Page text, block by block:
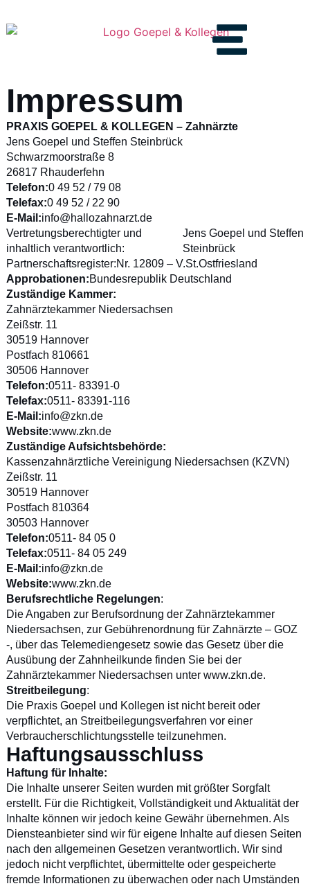
Impressum
PRAXIS GOEPEL & KOLLEGEN – Zahnärzte
Jens Goepel und Steffen Steinbrück
Schwarzmoorstraße 8
26817 Rhauderfehn
Telefon:0 49 52 / 79 08
Telefax:0 49 52 / 22 90
E-Mail :info@hallozahnarzt.de
Vertretungsberechtigter und
inhaltlich verantwortlich:
Jens Goepel und Steffen
Steinbrück
Partnerschaftsregister:Nr. 12809 – V.St.Ostfriesland
Approbationen:Bundesrepublik Deutschland
Zuständige Kammer:
Zahnärztekammer Niedersachsen
Zeißstr. 11
30519 Hannover
Postfach 810661
30506 Hannover
Telefon:0511- 83391-0
Telefax:0511- 83391-116
E-Mail :info@zkn.de
Website:www.zkn.de
Zuständige Aufsichtsbehörde:
Kassenzahnärztliche Vereinigung Niedersachsen (KZVN)
Zeißstr. 11
30519 Hannover
Postfach 810364
30503 Hannover
Telefon:0511- 84 05 0
Telefax:0511- 84 05 249
E-Mail :info@zkn.de
Website:www.zkn.de
Berufsrechtliche Regelungen:
Die Angaben zur Berufsordnung der Zahnärztekammer
Niedersachsen, zur Gebührenordnung für Zahnärzte – GOZ
-, über das Telemediengesetz sowie das Gesetz über die
Ausübung der Zahnheilkunde finden Sie bei der
Zahnärztekammer Niedersachsen unter www.zkn.de.
Streitbeilegung:
Die Praxis Goepel und Kollegen ist nicht bereit oder
verpflichtet, an Streitbeilegungsverfahren vor einer
Verbraucherschlichtungsstelle teilzunehmen.
Haftungsausschluss
Haftung für Inhalte:
Die Inhalte unserer Seiten wurden mit größter Sorgfalt
erstellt. Für die Richtigkeit, Vollständigkeit und Aktualität der
Inhalte können wir jedoch keine Gewähr übernehmen. Als
Diensteanbieter sind wir für eigene Inhalte auf diesen Seiten
nach den allgemeinen Gesetzen verantwortlich. Wir sind
jedoch nicht verpflichtet, übermittelte oder gespeicherte
fremde Informationen zu überwachen oder nach Umständen